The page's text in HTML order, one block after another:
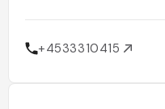
+4533310415